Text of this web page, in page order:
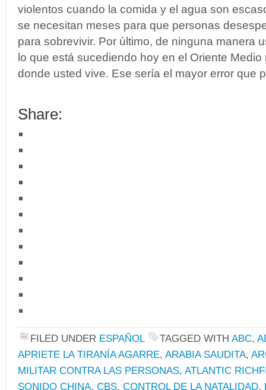
violentos cuando la comida y el agua son
se necesitan meses para que personas
para sobrevivir. Por último, de ninguna manera
lo que está sucediendo hoy en el Oriente
donde usted vive. Ese sería el mayor error que
Share:
FILED UNDER ESPAÑOL TAGGED WITH ABC,
APRIETE LA TIRANÍA AGARRE, ARABIA SAUDITA,
MILITAR CONTRA LAS PERSONAS, ATLANTIC
SONIDO CHINA, CBS, CONTROL DE LA NATALIDAD,